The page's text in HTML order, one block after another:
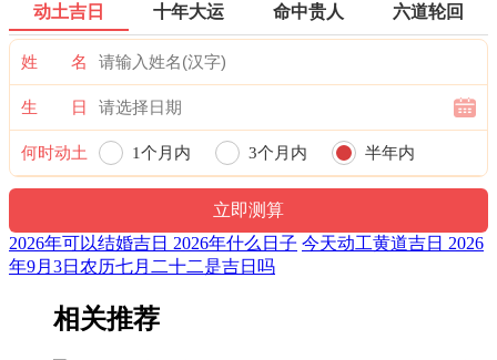
忌：祭祀 祈福 斋醮 酬神
时辰：亥时 21:00-22:59
干支：丁亥 冲煞：冲蛇 煞西
财神：西南 喜神：正南 星神：玉堂
宜：修造 入宅 安葬 赴任 出行 见贵 求财 订婚 嫁娶 进人口 移
忌：-
2026年9月8日，农历七月二十七
动土吉日 十年大运 命中贵人 六道轮回
姓 名
生 日
何时动土 1个月内 3个月内 半年内
2026年可以结婚吉日 2026年什么日子 今天动工黄道吉日 2026
年9月3日农历七月二十二是吉日吗
相关推荐